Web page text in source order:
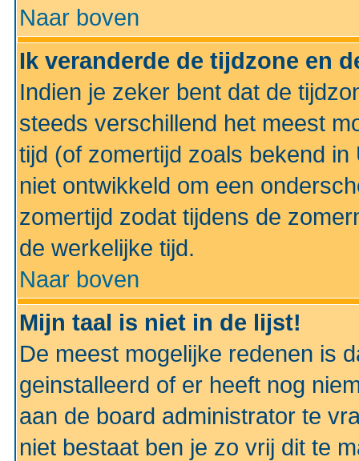
Naar boven
Ik veranderde de tijdzone en
Indien je zeker bent dat de
steeds verschillend het meest
tijd (of zomertijd zoals bekend
niet ontwikkeld om een
zomertijd zodat tijdens de
de werkelijke tijd.
Naar boven
Mijn taal is niet in de lijst!
De meest mogelijke redenen is
geinstalleerd of er heeft nog
aan de board administrator te
niet bestaat ben je zo vrij dit te